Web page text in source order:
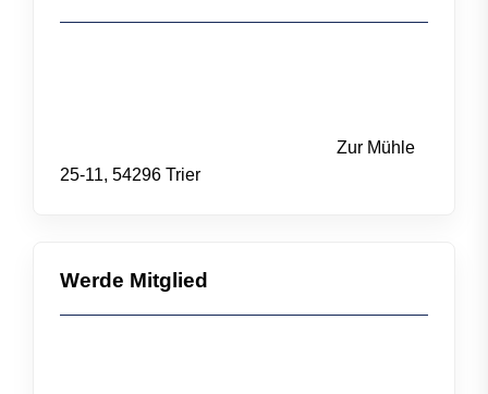
Zur Mühle
25-11, 54296 Trier
Werde Mitglied